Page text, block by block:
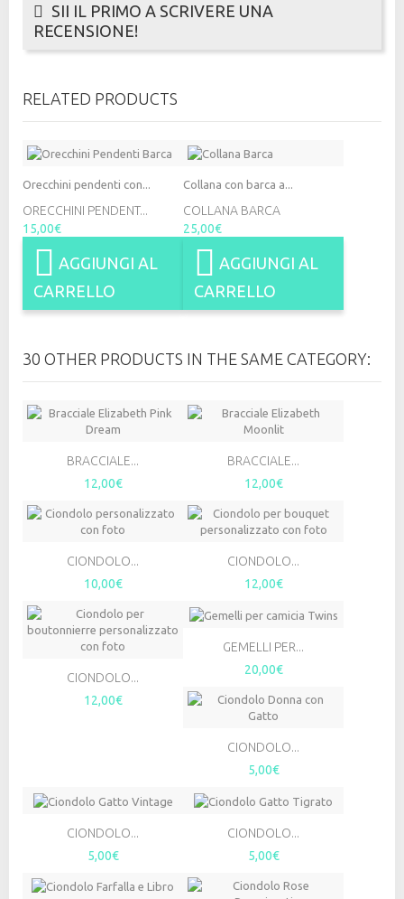
SII IL PRIMO A SCRIVERE UNA
RECENSIONE!
RELATED PRODUCTS
Orecchini pendenti con...
ORECCHINI PENDENT...
15,00€
AGGIUNGI AL
CARRELLO
Collana con barca a...
COLLANA BARCA
25,00€
AGGIUNGI AL
CARRELLO
30 OTHER PRODUCTS IN THE SAME CATEGORY:
BRACCIALE...
12,00€
BRACCIALE...
12,00€
CIONDOLO...
10,00€
CIONDOLO...
12,00€
CIONDOLO...
12,00€
GEMELLI PER...
20,00€
CIONDOLO...
5,00€
CIONDOLO...
5,00€
CIONDOLO...
5,00€